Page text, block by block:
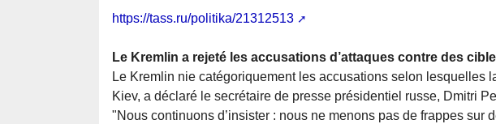
https://tass.ru/politika/21312513
Le Kremlin a rejeté les accusations d’attaques contre des
Le Kremlin nie catégoriquement les accusations selon lesquelles
Kiev, a déclaré le secrétaire de presse présidentiel russe, Dmitri
"Nous continuons d’insister : nous ne menons pas de frappes sur